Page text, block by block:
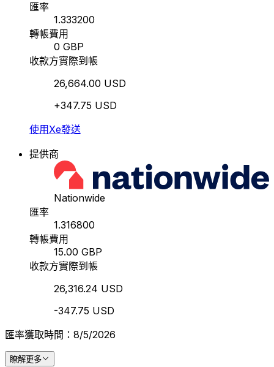
匯率
1.333200
轉帳費用
0 GBP
收款方實際到帳
26,664.00 USD
+347.75 USD
使用Xe發送
提供商
Nationwide
匯率
1.316800
轉帳費用
15.00 GBP
收款方實際到帳
26,316.24 USD
-347.75 USD
匯率獲取時間：8/5/2026
瞭解更多